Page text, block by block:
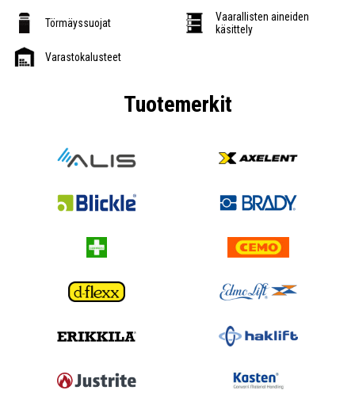
Törmäyssuojat
Vaarallisten aineiden
käsittely
Varastokalusteet
Tuotemerkit